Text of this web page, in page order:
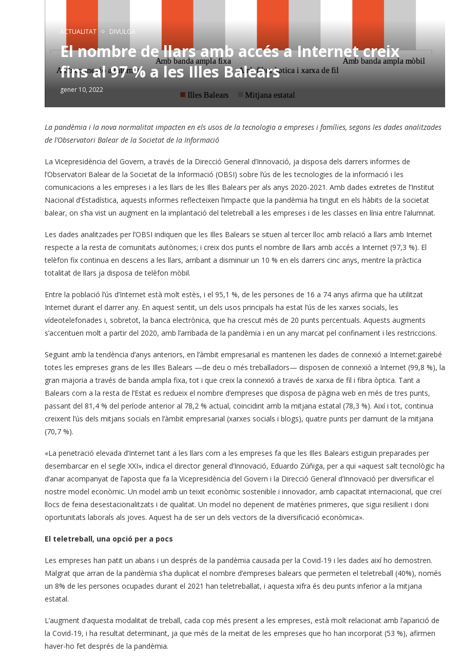
ACTUALITAT DIVULGA
El nombre de llars amb accés a Internet creix
fins al 97 % a les Illes Balears
gener 10, 2022
La pandèmia i la nova normalitat impacten en els usos de la tecnologia a empreses i famílies, segons les dades analitzades
de l’Observatori Balear de la Societat de la Informació
La Vicepresidència del Govern, a través de la Direcció General d’Innovació, ja disposa dels darrers informes de
l’Observatori Balear de la Societat de la Informació (OBSI) sobre l’ús de les tecnologies de la informació i les
comunicacions a les empreses i a les llars de les Illes Balears per als anys 2020-2021. Amb dades extretes de l’Institut
Nacional d’Estadística, aquests informes reflecteixen l’impacte que la pandèmia ha tingut en els hàbits de la societat
balear, on s’ha vist un augment en la implantació del teletreball a les empreses i de les classes en línia entre l’alumnat.
Les dades analitzades per l’OBSI indiquen que les Illes Balears se situen al tercer lloc amb relació a llars amb Internet
respecte a la resta de comunitats autònomes; i creix dos punts el nombre de llars amb accés a Internet (97,3 %). El
telèfon fix continua en descens a les llars, arribant a disminuir un 10 % en els darrers cinc anys, mentre la pràctica
totalitat de llars ja disposa de telèfon mòbil.
Entre la població l’ús d’Internet està molt estès, i el 95,1 %, de les persones de 16 a 74 anys afirma que ha utilitzat
Internet durant el darrer any. En aquest sentit, un dels usos principals ha estat l’ús de les xarxes socials, les
vídeotelefonades i, sobretot, la banca electrònica, que ha crescut més de 20 punts percentuals. Aquests augments
s’accentuen molt a partir del 2020, amb l’arribada de la pandèmia i en un any marcat pel confinament i les restriccions.
Seguint amb la tendència d’anys anteriors, en l’àmbit empresarial es mantenen les dades de connexió a Internet:gairebé
totes les empreses grans de les Illes Balears —de deu o més treballadors— disposen de connexió a Internet (99,8 %), la
gran majoria a través de banda ampla fixa, tot i que creix la connexió a través de xarxa de fil i fibra òptica. Tant a
Balears com a la resta de l’Estat es redueix el nombre d’empreses que disposa de pàgina web en més de tres punts,
passant del 81,4 % del període anterior al 78,2 % actual, coincidint amb la mitjana estatal (78,3 %). Així i tot, continua
creixent l’ús dels mitjans socials en l’àmbit empresarial (xarxes socials i blogs), quatre punts per damunt de la mitjana
(70,7 %).
«La penetració elevada d’Internet tant a les llars com a les empreses fa que les Illes Balears estiguin preparades per
desembarcar en el segle XXI», indica el director general d’Innovació, Eduardo Zúñiga, per a qui «aquest salt tecnològic ha
d’anar acompanyat de l’aposta que fa la Vicepresidència del Govern i la Direcció General d’Innovació per diversificar el
nostre model econòmic. Un model amb un teixit econòmic sostenible i innovador, amb capacitat internacional, que creï
llocs de feina desestacionalitzats i de qualitat. Un model no depenent de matèries primeres, que sigui resilient i doni
oportunitats laborals als joves. Aquest ha de ser un dels vectors de la diversificació econòmica».
El teletreball, una opció per a pocs
Les empreses han patit un abans i un després de la pandèmia causada per la Covid-19 i les dades així ho demostren.
Malgrat que arran de la pandèmia s’ha duplicat el nombre d’empreses balears que permeten el teletreball (40%), només
un 8% de les persones ocupades durant el 2021 han teletreballat, i aquesta xifra és deu punts inferior a la mitjana
estatal.
L’augment d’aquesta modalitat de treball, cada cop més present a les empreses, està molt relacionat amb l’aparició de
la Covid-19, i ha resultat determinant, ja que més de la meitat de les empreses que ho han incorporat (53 %), afirmen
haver-ho fet després de la pandèmia.